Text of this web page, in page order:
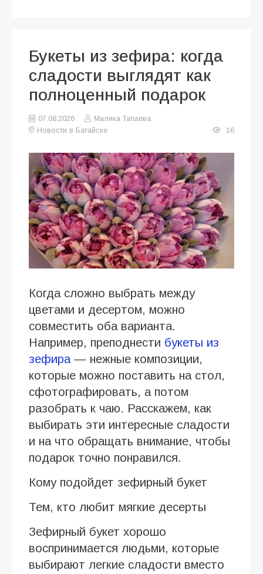
Букеты из зефира: когда
сладости выглядят как
полноценный подарок
07.08.2026
Малика Тапаева
Новости в Батайске
16
Когда сложно выбрать между
цветами и десертом, можно
совместить оба варианта.
Например, преподнести букеты из
зефира— нежные композиции,
которые можно поставить на стол,
сфотографировать, а потом
разобрать к чаю. Расскажем, как
выбирать эти интересные сладости
и на что обращать внимание, чтобы
подарок точно понравился.
Кому подойдет зефирный букет
Тем, кто любит мягкие десерты
Зефирный букет хорошо
воспринимается людьми, которые
выбирают легкие сладости вместо